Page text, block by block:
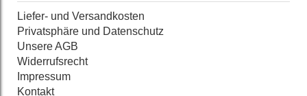
Liefer- und Versandkosten
Privatsphäre und Datenschutz
Unsere AGB
Widerrufsrecht
Impressum
Kontakt